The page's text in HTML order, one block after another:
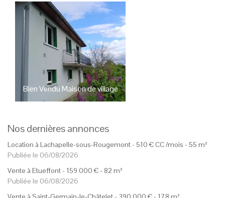
Bien VenduMaison de village
Eguenigue
Nos dernières annonces
Location à Lachapelle-sous-Rougemont - 510 € CC/mois - 55 m²
Publiée le 06/08/2026
Vente à Etueffont - 159 000 €- 82 m²
Publiée le 06/08/2026